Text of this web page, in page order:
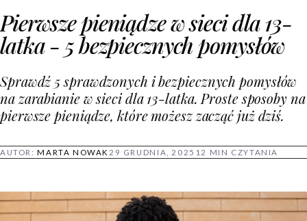
Pierwsze pieniądze w sieci dla 13-
latka - 5 bezpiecznych pomysłów
Sprawdź 5 sprawdzonych i bezpiecznych pomysłów
na zarabianie w sieci dla 13-latka. Proste sposoby na
pierwsze pieniądze, które możesz zacząć już dziś.
AUTOR:MARTA NOWAK 29 GRUDNIA, 2025 12 MIN CZYTANIA